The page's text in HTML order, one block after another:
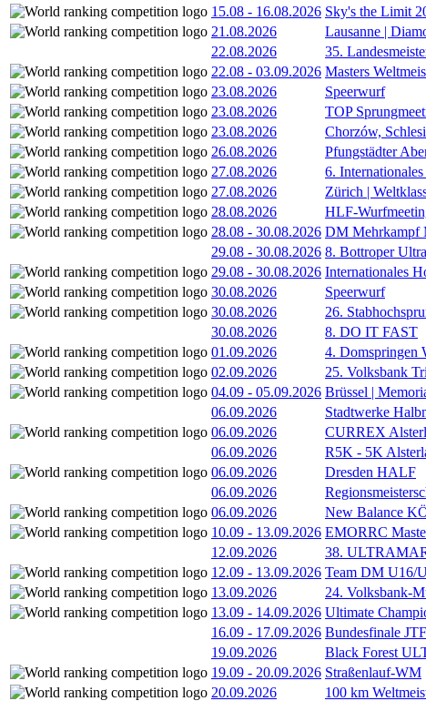
15.08 - 16.08.2026 Sky's the Limit
21.08.2026
Lausanne |
22.08.2026
35.
22.08 - 03.09.2026 Masters
23.08.2026
Speerwurf
23.08.2026
TOP
23.08.2026
Chorzów,
26.08.2026
Pfungstädter
27.08.2026
6.
27.08.2026
Zürich |
28.08.2026
HLF-
28.08 - 30.08.2026 DM Mehrkampf
29.08 - 30.08.2026 8. Bottroper
29.08 - 30.08.2026 Internationales
30.08.2026
Speerwurf
30.08.2026
26.
30.08.2026
8. DO IT FAST
01.09.2026
4. Domspringen
02.09.2026
25. Volksbank
04.09 - 05.09.2026 Brüssel |
06.09.2026
Stadtwerke
06.09.2026
CURREX
06.09.2026
R5K - 5K
06.09.2026
Dresden HALF
06.09.2026
06.09.2026
New Balance
10.09 - 13.09.2026 EMORRC
12.09.2026
38.
12.09 - 13.09.2026 Team DM U16/
13.09.2026
24. Volksbank-
13.09 - 14.09.2026 Ultimate
16.09 - 17.09.2026 Bundesfinale
19.09.2026
Black Forest
19.09 - 20.09.2026 Straßenlauf-WM
20.09.2026
100 km